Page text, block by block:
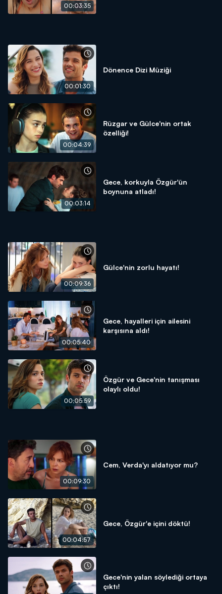
00:03:35
00:01:30
Dönence Dizi Müziği
00:04:39
Rüzgar ve Gülce'nin ortak
özelliği!
00:03:14
Gece, korkuyla Özgür'ün
boynuna atladı!
00:09:36
Gülce'nin zorlu hayatı!
00:05:40
Gece, hayalleri için ailesini
karşısına aldı!
00:05:59
Özgür ve Gece'nin tanışması
olaylı oldu!
00:09:30
Cem, Verda'yı aldatıyor mu?
00:04:57
Gece, Özgür'e içini döktü!
Gece'nin yalan söylediği ortaya
çıktı!